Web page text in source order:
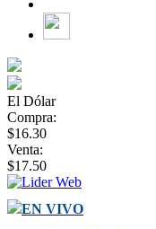
El Dólar
Compra:
$16.30
Venta:
$17.50
EN VIVO